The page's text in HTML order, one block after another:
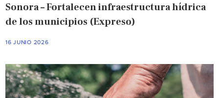
Sonora – Fortalecen infraestructura hídrica
de los municipios (Expreso)
16 JUNIO 2026